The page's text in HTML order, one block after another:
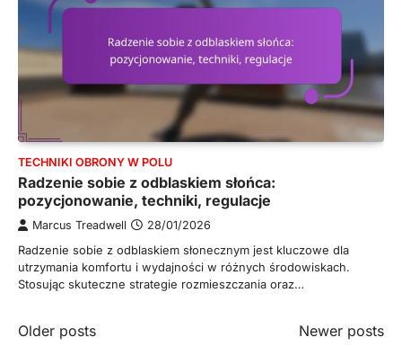
TECHNIKI OBRONY W POLU
Radzenie sobie z odblaskiem słońca:
pozycjonowanie, techniki, regulacje
Marcus Treadwell 28/01/2026
Radzenie sobie z odblaskiem słonecznym jest kluczowe dla
utrzymania komfortu i wydajności w różnych środowiskach.
Stosując skuteczne strategie rozmieszczania oraz…
Posts
Older posts Newer posts